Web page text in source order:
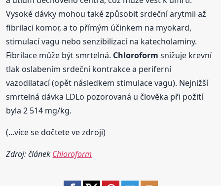
Vysoké dávky mohou také způsobit srdeční arytmii až
fibrilaci komor, a to přímým účinkem na myokard,
stimulací vagu nebo senzibilizací na katecholaminy.
Fibrilace může být smrtelná. Chloroform snižuje krevní
tlak oslabením srdeční kontrakce a periferní
vazodilatací (opět následkem stimulace vagu). Nejnižší
smrtelná dávka LDLo pozorovaná u člověka při požití
byla 2 514 mg/kg.
(...více se dočtete ve zdroji)
Zdroj: článek Chloroform